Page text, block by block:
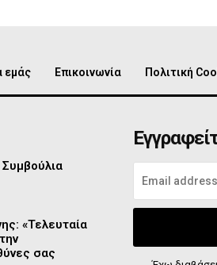
εμάς Επικοινωνία Πολιτική
Συμβούλια
«Τελευταία
σας